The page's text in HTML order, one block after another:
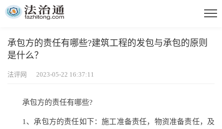
承包方的责任有哪些?建筑工程的发包与承包的原则
是什么？
法评网 2023-05-22 16:37:11
承包方的责任有哪些?
1、承包方的责任如下：施工准备责任，物资准备责任，及